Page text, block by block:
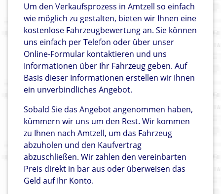
Um den Verkaufsprozess in Amtzell so einfach
wie möglich zu gestalten, bieten wir Ihnen eine
kostenlose Fahrzeugbewertung an. Sie können
uns einfach per Telefon oder über unser
Online-Formular kontaktieren und uns
Informationen über Ihr Fahrzeug geben. Auf
Basis dieser Informationen erstellen wir Ihnen
ein unverbindliches Angebot.
Sobald Sie das Angebot angenommen haben,
kümmern wir uns um den Rest. Wir kommen
zu Ihnen nach Amtzell, um das Fahrzeug
abzuholen und den Kaufvertrag
abzuschließen. Wir zahlen den vereinbarten
Preis direkt in bar aus oder überweisen das
Geld auf Ihr Konto.